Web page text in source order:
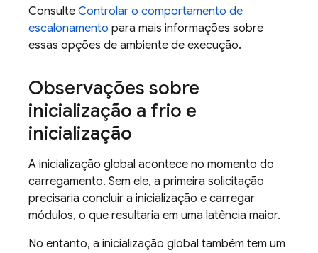
Consulte Controlar o comportamento de
escalonamento para mais informações sobre
essas opções de ambiente de execução.
Observações sobre
inicialização a frio e
inicialização
A inicialização global acontece no momento do
carregamento. Sem ele, a primeira solicitação
precisaria concluir a inicialização e carregar
módulos, o que resultaria em uma latência maior.
No entanto, a inicialização global também tem um